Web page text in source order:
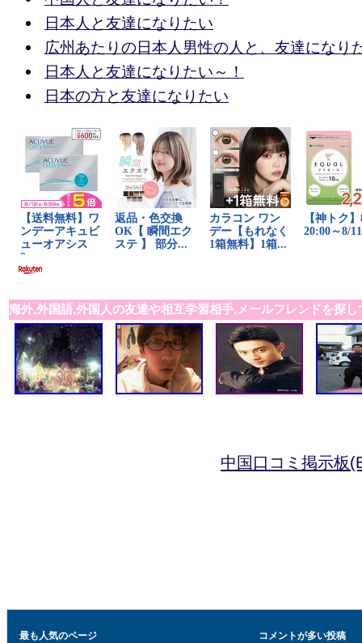
日本人と友達になりたい
広州あたりの日本人男性の人と、友達になり
日本人と友達になりたい～！
日本の方と友達になりたい
海外,外国語,外国人の友達や相互学習相手,メールフレンドを探し
中国口コミ掲示板
最も人気のページ コメントが多い投稿